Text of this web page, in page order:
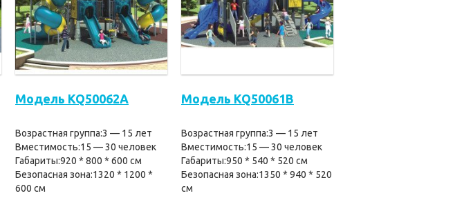
Модель KQ50062A
Возрастная группа:3 — 15 лет
Вместимость:15 — 30 человек
Габариты:920 * 800 * 600 см
Безопасная зона:1320 * 1200 *
600 см
Модель KQ50061B
Возрастная группа:3 — 15 лет
Вместимость:15 — 30 человек
Габариты:950 * 540 * 520 см
Безопасная зона:1350 * 940 * 520
см